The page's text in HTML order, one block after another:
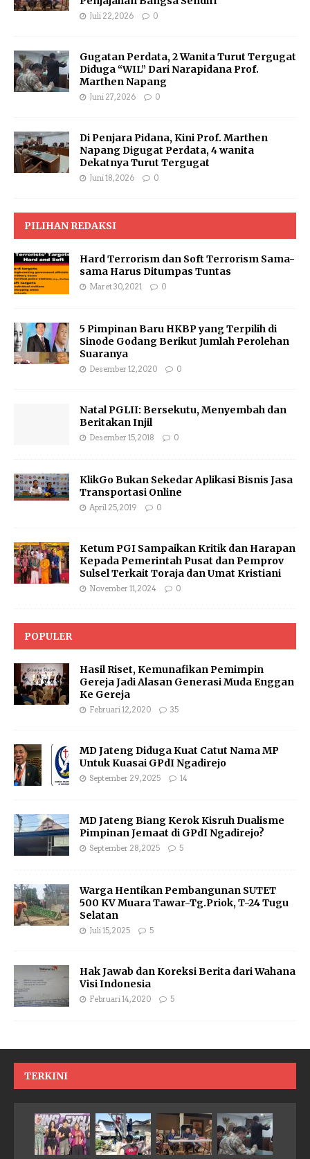
Juli 22, 2026 0
Gugatan Perdata, 2 Wanita Turut Tergugat
Diduga “WIL” Dari Narapidana Prof.
Marthen Napang
Juni 27, 2026 0
Di Penjara Pidana, Kini Prof. Marthen
Napang Digugat Perdata, 4 wanita
Dekatnya Turut Tergugat
Juni 18, 2026 0
PILIHAN REDAKSI
Hard Terrorism dan Soft Terrorism Sama-
sama Harus Ditumpas Tuntas
Maret 30, 2021 0
5 Pimpinan Baru HKBP yang Terpilih di
Sinode Godang Berikut Jumlah Perolehan
Suaranya
Desember 12, 2020 0
Natal PGLII: Bersekutu, Menyembah dan
Beritakan Injil
Desember 15, 2018 0
KlikGo Bukan Sekedar Aplikasi Bisnis Jasa
Transportasi Online
April 25, 2019 0
Ketum PGI Sampaikan Kritik dan Harapan
Kepada Pemerintah Pusat dan Pemprov
Sulsel Terkait Toraja dan Umat Kristiani
November 11, 2024 0
POPULER
Hasil Riset, Kemunafikan Pemimpin
Gereja Jadi Alasan Generasi Muda Enggan
Ke Gereja
Februari 12, 2020 35
MD Jateng Diduga Kuat Catut Nama MP
Untuk Kuasai GPdI Ngadirejo
September 29, 2025 14
MD Jateng Biang Kerok Kisruh Dualisme
Pimpinan Jemaat di GPdI Ngadirejo?
September 28, 2025 5
Warga Hentikan Pembangunan SUTET
500 KV Muara Tawar-Tg.Priok, T-24 Tugu
Selatan
Juli 15, 2025 5
Hak Jawab dan Koreksi Berita dari Wahana
Visi Indonesia
Februari 14, 2020 5
TERKINI